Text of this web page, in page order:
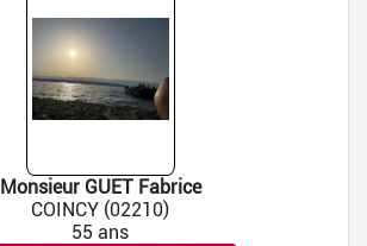
Monsieur GUET Fabrice
COINCY (02210)
55 ans